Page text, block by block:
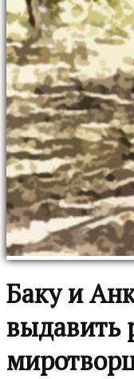
Баку и
выдавить